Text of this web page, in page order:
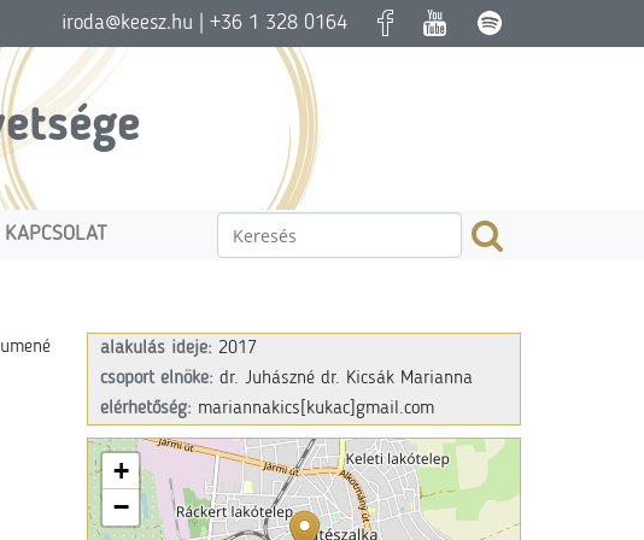
iroda@keesz.hu | +36 1 328 0164
KAPCSOLAT
alakulás ideje: 2017
csoport elnöke: dr. Juhászné dr. Kicsák Marianna
elérhetőség: mariannakics[kukac]gmail.com
+
−